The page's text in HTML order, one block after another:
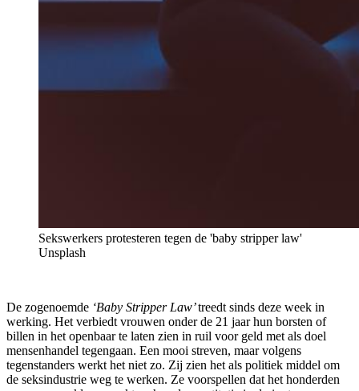
Sekswerkers protesteren tegen de 'baby stripper law'
Unsplash
De zogenoemde ‘Baby Stripper Law’treedt sinds deze week in
werking. Het verbiedt vrouwen onder de 21 jaar hun borsten of
billen in het openbaar te laten zien in ruil voor geld met als doel
mensenhandel tegengaan. Een mooi streven, maar volgens
tegenstanders werkt het niet zo. Zij zien het als politiek middel om
de seksindustrie weg te werken. Ze voorspellen dat het honderden